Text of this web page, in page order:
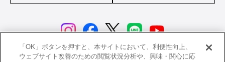
「OK」ボタンを押すと、本サイトにおいて、利便性向上、
ウェブサイト改善のための閲覧状況分析や、興味・関心に応